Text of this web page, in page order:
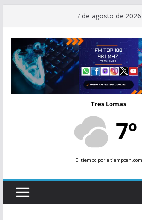
contenido
7 de agosto de 2026
Tres Lomas
7º
El tiempopor eltiempoen.com